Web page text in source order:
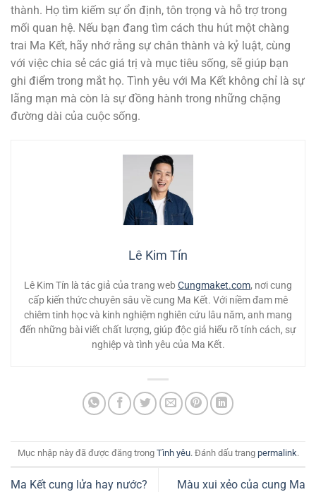
thành. Họ tìm kiếm sự ổn định, tôn trọng và hỗ trợ trong
mối quan hệ. Nếu bạn đang tìm cách thu hút một chàng
trai Ma Kết, hãy nhớ rằng sự chân thành và kỷ luật, cùng
với việc chia sẻ các giá trị và mục tiêu sống, sẽ giúp bạn
ghi điểm trong mắt họ. Tình yêu với Ma Kết không chỉ là sự
lãng mạn mà còn là sự đồng hành trong những chặng
đường dài của cuộc sống.
Lê Kim Tín
Lê Kim Tín là tác giả của trang web Cungmaket.com, nơi cung
cấp kiến thức chuyên sâu về cung Ma Kết. Với niềm đam mê
chiêm tinh học và kinh nghiệm nghiên cứu lâu năm, anh mang
đến những bài viết chất lượng, giúp độc giả hiểu rõ tính cách, sự
nghiệp và tình yêu của Ma Kết.
Mục nhập này đã được đăng trong Tình yêu. Đánh dấu trang permalink.
Ma Kết cung lửa hay nước?
Màu xui xẻo của cung Ma